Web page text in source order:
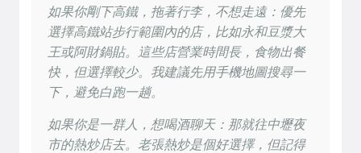
如果你剛下高鐵，拖著行李，不想走遠：優先
選擇高鐵站步行範圍內的店，比如永和豆漿大
王或阿財鍋貼。這些店營業時間長，食物出餐
快，但選擇較少。我建議先用手機地圖搜尋一
下，避免白跑一趟。
如果你是一群人，想喝酒聊天：那就往中壢夜
市的熱炒店去。老張熱炒是個好選擇，但記得